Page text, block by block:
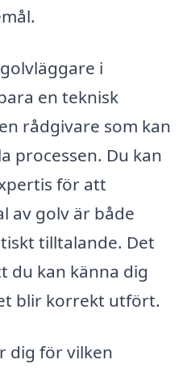
i
en teknisk
rådgivare som kan
processen. Du kan
för att
av golv är både
tilltalande. Det
du kan känna dig
blir korrekt utfört.
dig för vilken